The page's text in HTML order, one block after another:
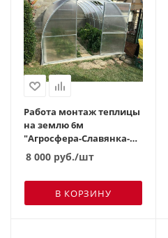
Работа монтаж теплицы
на землю 6м
"Агросфера-Славянка-
Двойная дуга" (
8 000 руб./шт
В КОРЗИНУ